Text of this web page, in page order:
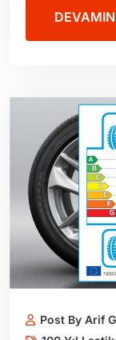
Post By Arif